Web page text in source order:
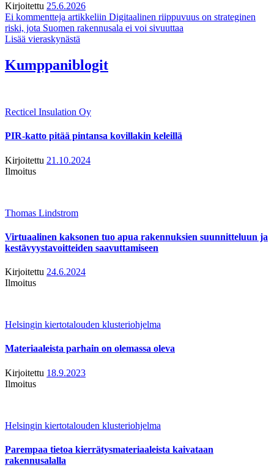
Kirjoitettu 25.6.2026
Ei kommentteja artikkeliin Digitaalinen riippuvuus on strateginen
riski, jota Suomen rakennusala ei voi sivuuttaa
Lisää vieraskynästä
Kumppaniblogit
Recticel Insulation Oy
PIR-katto pitää pintansa kovillakin keleillä
Kirjoitettu 21.10.2024
Ilmoitus
Thomas Lindstrom
Virtuaalinen kaksonen tuo apua rakennuksien suunnitteluun ja
kestävyystavoitteiden saavuttamiseen
Kirjoitettu 24.6.2024
Ilmoitus
Helsingin kiertotalouden klusteriohjelma
Materiaaleista parhain on olemassa oleva
Kirjoitettu 18.9.2023
Ilmoitus
Helsingin kiertotalouden klusteriohjelma
Parempaa tietoa kierrätysmateriaaleista kaivataan
rakennusalalla